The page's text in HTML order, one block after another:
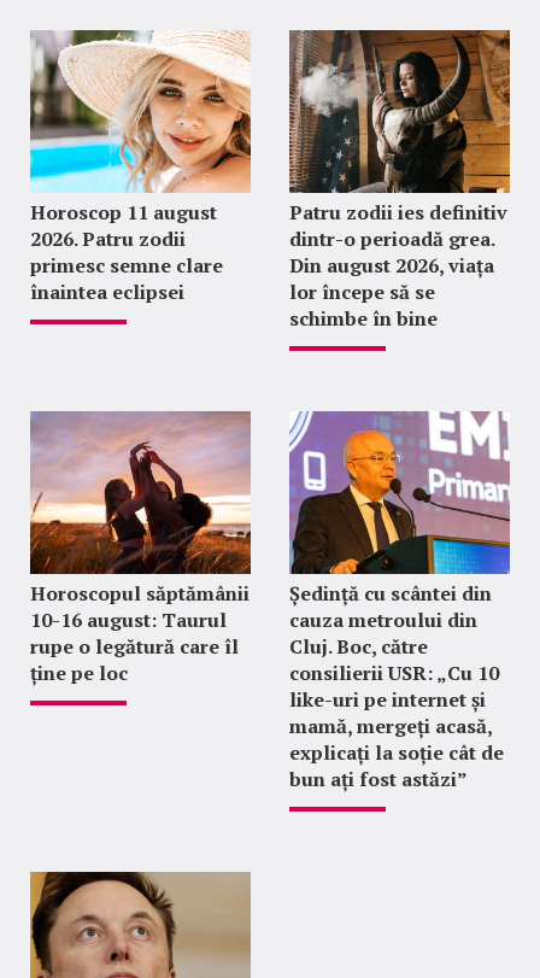
Horoscop 11 august
2026. Patru zodii
primesc semne clare
înaintea eclipsei
Patru zodii ies definitiv
dintr-o perioadă grea.
Din august 2026, viața
lor începe să se
schimbe în bine
Horoscopul săptămânii
10-16 august: Taurul
rupe o legătură care îl
ține pe loc
Ședință cu scântei din
cauza metroului din
Cluj. Boc, către
consilierii USR: „Cu 10
like-uri pe internet și
mamă, mergeți acasă,
explicați la soție cât de
bun ați fost astăzi”